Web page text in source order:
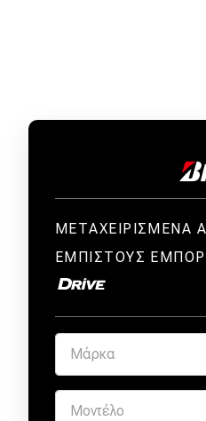
ΜΕΤΑΧΕΙΡΙΣΜΕΝΑ
ΕΜΠΙΣΤΟΥΣ